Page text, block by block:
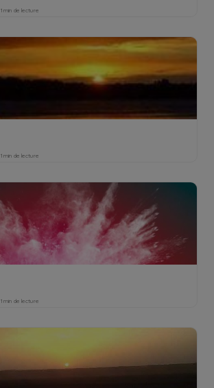
1min de lecture
1min de lecture
1min de lecture